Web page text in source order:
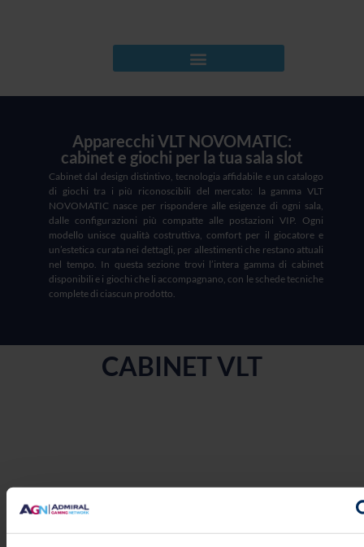
Apparecchi VLT NOVOMATIC:
cabinet e giochi per la tua sala slot
Cabinet dal design distintivo, tecnologia affidabile e un catalogo
di giochi tra i più riconoscibili del mercato: la gamma VLT
NOVOMATIC nasce per rispondere alle esigenze di ogni sala,
dalle configurazioni più compatte alle postazioni VIP. Ogni
modello unisce qualità costruttiva, comfort per il giocatore e
un’estetica curata nei dettagli, per allestimenti che restano attuali
nel tempo. In questa sezione trovi l’intera gamma di cabinet
disponibili e i giochi che li accompagnano, con le schede tecniche
complete di ciascun prodotto.
CABINET VLT